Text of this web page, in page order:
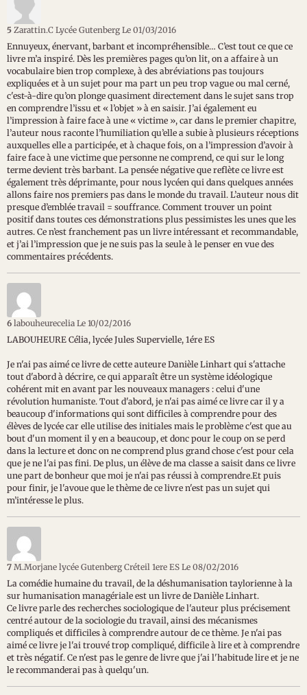
5 Zarattin.C Lycée Gutenberg Le 01/03/2016
Ennuyeux, énervant, barbant et incompréhensible… C’est tout ce que ce
livre m’a inspiré. Dès les premières pages qu’on lit, on a affaire à un
vocabulaire bien trop complexe, à des abréviations pas toujours
expliquées et à un sujet pour ma part un peu trop vague ou mal cerné,
c'est-à-dire qu’on plonge quasiment directement dans le sujet sans trop
en comprendre l’issu et « l’objet » à en saisir. J’ai également eu
l’impression à faire face à une « victime », car dans le premier chapitre,
l’auteur nous raconte l’humiliation qu’elle a subie à plusieurs réceptions
auxquelles elle a participée, et à chaque fois, on a l’impression d’avoir à
faire face à une victime que personne ne comprend, ce qui sur le long
terme devient très barbant. La pensée négative que reflète ce livre est
également très déprimante, pour nous lycéen qui dans quelques années
allons faire nos premiers pas dans le monde du travail. L’auteur nous dit
presque d’emblée travail = souffrance. Comment trouver un point
positif dans toutes ces démonstrations plus pessimistes les unes que les
autres. Ce n’est franchement pas un livre intéressant et recommandable,
et j’ai l’impression que je ne suis pas la seule à le penser en vue des
commentaires précédents.
6 labouheurecelia Le 10/02/2016
LABOUHEURE Célia, lycée Jules Supervielle, 1ére ES
Je n'ai pas aimé ce livre de cette auteure Danièle Linhart qui s'attache
tout d'abord à décrire, ce qui apparaît être un système idéologique
cohérent mit en avant par les nouveaux managers : celui d'une
révolution humaniste. Tout d'abord, je n'ai pas aimé ce livre car il y a
beaucoup d'informations qui sont difficiles à comprendre pour des
élèves de lycée car elle utilise des initiales mais le problème c'est que au
bout d'un moment il y en a beaucoup, et donc pour le coup on se perd
dans la lecture et donc on ne comprend plus grand chose c'est pour cela
que je ne l'ai pas fini. De plus, un élève de ma classe a saisit dans ce livre
une part de bonheur que moi je n'ai pas réussi à comprendre.Et puis
pour finir, je l'avoue que le thème de ce livre n'est pas un sujet qui
m’intéresse le plus.
7 M.Morjane lycée Gutenberg Créteil 1ere ES Le 08/02/2016
La comédie humaine du travail, de la déshumanisation taylorienne à la
sur humanisation managériale est un livre de Danièle Linhart.
Ce livre parle des recherches sociologique de l'auteur plus précisement
centré autour de la sociologie du travail, ainsi des mécanismes
compliqués et difficiles à comprendre autour de ce thème. Je n'ai pas
aimé ce livre je l'ai trouvé trop compliqué, difficile à lire et à comprendre
et très négatif. Ce n'est pas le genre de livre que j'ai l'habitude lire et je ne
le recommanderai pas à quelqu'un.